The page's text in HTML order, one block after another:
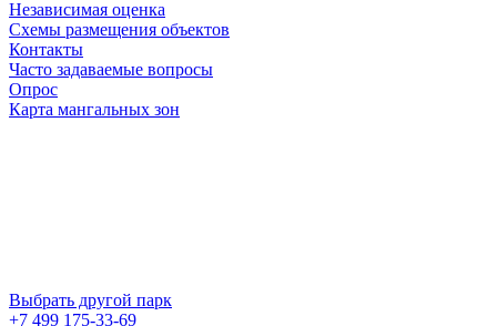
Независимая оценка
Схемы размещения объектов
Контакты
Часто задаваемые вопросы
Опрос
Карта мангальных зон
Выбрать другой парк
+7 499 175-33-69